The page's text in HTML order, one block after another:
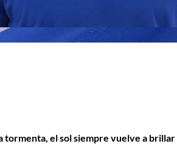
tormenta, el sol siempre vuelve a